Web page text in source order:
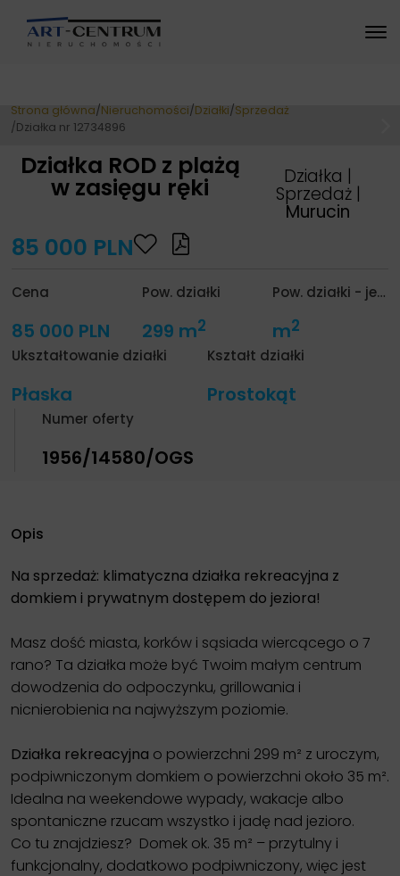
Strona główna Nieruchomości Działki Sprzedaż
Działka nr 12734896
Działka ROD z plażą
w zasięgu ręki Działka |
Sprzedaż |
Murucin
85 000 PLN
Cena
85 000 PLN
Pow. działki
299 m2
Pow. działki - jednostka
m2
Ukształtowanie działki
Płaska
Kształt działki
Prostokąt
Numer oferty
1956/14580/OGS
Opis
Na sprzedaż: klimatyczna działka rekreacyjna z
domkiem i prywatnym dostępem do jeziora!
Masz dość miasta, korków i sąsiada wiercącego o 7
rano? Ta działka może być Twoim małym centrum
dowodzenia do odpoczynku, grillowania i
nicnierobienia na najwyższym poziomie.
Działka rekreacyjna o powierzchni 299 m² z uroczym,
podpiwniczonym domkiem o powierzchni około 35 m².
Idealna na weekendowe wypady, wakacje albo
spontaniczne rzucam wszystko i jadę nad jezioro.
Co tu znajdziesz? Domek ok. 35 m² – przytulny i
funkcjonalny, dodatkowo podpiwniczony, więc jest